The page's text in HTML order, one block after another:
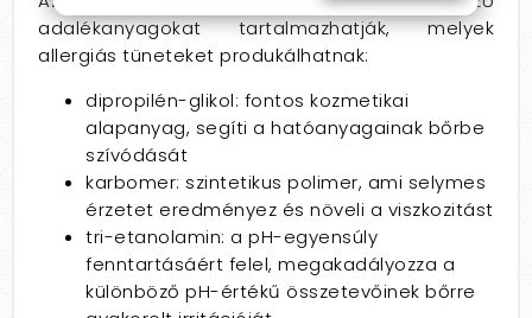
adalékanyagokat tartalmazhatják, melyek
allergiás tüneteket produkálhatnak:
dipropilén-glikol: fontos kozmetikai
alapanyag, segíti a hatóanyagainak bőrbe
szívódását
karbomer: szintetikus polimer, ami selymes
érzetet eredményez és növeli a viszkozitást
tri-etanolamin: a pH-egyensúly
fenntartásáért felel, megakadályozza a
különböző pH-értékű összetevőinek bőrre